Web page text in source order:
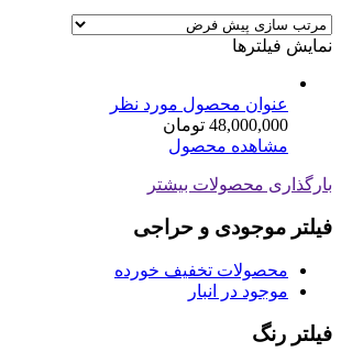
نمایش فیلترها
عنوان محصول مورد نظر
48,000,000 تومان
مشاهده محصول
بارگذاری محصولات بیشتر
فیلتر موجودی و حراجی
محصولات تخفیف خورده
موجود در انبار
فیلتر رنگ